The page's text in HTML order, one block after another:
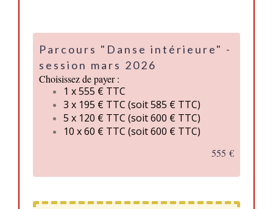
Parcours "Danse intérieure" -
session mars 2026
Choisissez de payer :
1 x 555 € TTC
3 x 195 € TTC (soit 585 € TTC)
5 x 120 € TTC (soit 600 € TTC)
10 x 60 € TTC (soit 600 € TTC)
555 €